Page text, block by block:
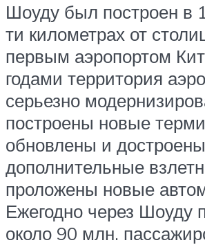
Шоуду был построен в
ти километрах от
первым аэропортом
годами территория
серьезно
построены новые
обновлены и достроены
дополнительные
проложены новые
Ежегодно через Шоуду
около 90 млн.